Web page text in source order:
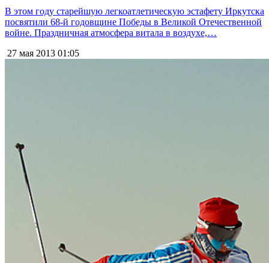
В этом году старейшую легкоатлетическую эстафету Иркутска
посвятили 68-й годовщине Победы в Великой Отечественной
войне. Праздничная атмосфера витала в воздухе,…
27 мая 2013 01:05